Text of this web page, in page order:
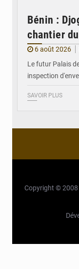
Bénin :
chantier
6 août 2026
Le futur Palais
inspection
SAVOIR PLUS
Copyright © 2008